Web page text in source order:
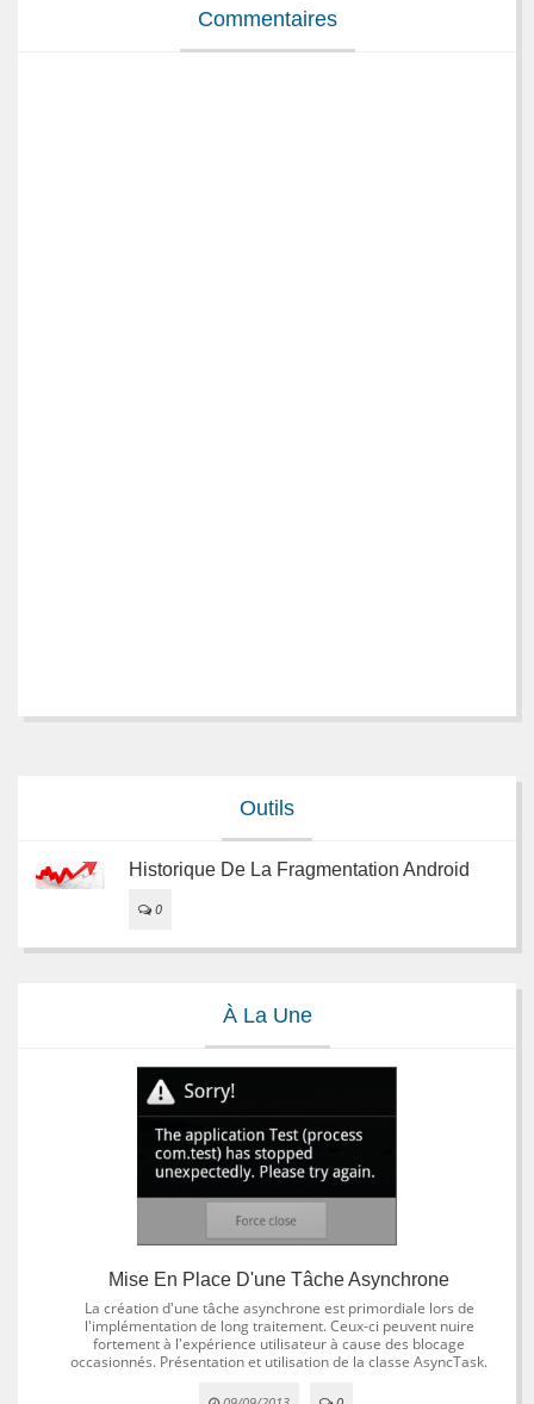
Commentaires
Outils
Historique De La Fragmentation Android
0
À La Une
Mise En Place D'une Tâche Asynchrone
La création d'une tâche asynchrone est primordiale lors de
l'implémentation de long traitement. Ceux-ci peuvent nuire
fortement à l'expérience utilisateur à cause des blocage
occasionnés. Présentation et utilisation de la classe AsyncTask.